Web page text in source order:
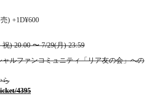
) +1D¥600
) 20:00 〜 7/29(月) 23:59
ルファンコミュニティ「リア友の会」への
ら
4395